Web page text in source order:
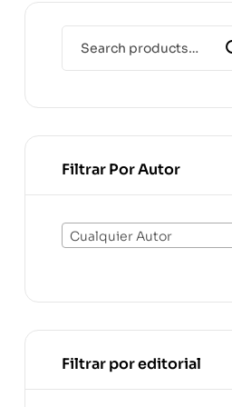
Filtrar Por Autor
Cualquier Autor
Filtrar por editorial